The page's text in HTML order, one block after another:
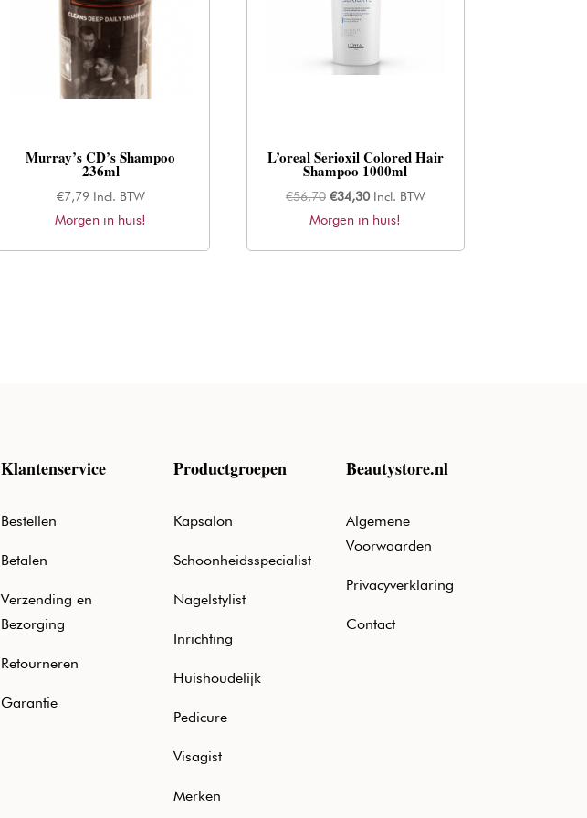
Murray’s CD’s Shampoo
236ml
€7,79 Incl. BTW
Morgen in huis!
L’oreal Serioxil Colored Hair
Shampoo 1000ml
€56,70 Oorspronkelijke
prijs
€34,30Huidige
prijs
Incl. BTW
Morgen in huis!
Klantenservice
Bestellen
Betalen
Verzending en
Bezorging
Retourneren
Garantie
Productgroepen
Kapsalon
Schoonheidsspecialist
Nagelstylist
Inrichting
Huishoudelijk
Pedicure
Visagist
Merken
Beautystore.nl
Algemene
Voorwaarden
Privacyverklaring
Contact